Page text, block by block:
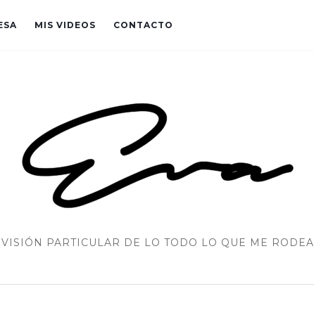
MIS VIDEOS CONTACTO
VISIÓN PARTICULAR DE LO TODO LO QUE ME RODEA